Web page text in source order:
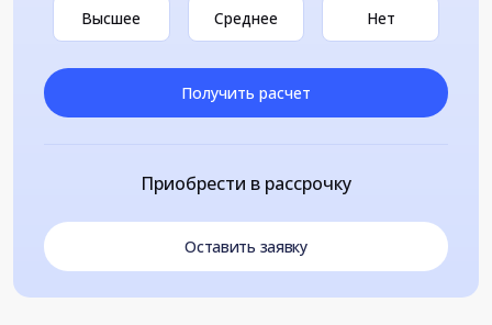
Высшее Среднее Нет
Получить расчет
Приобрести в рассрочку
Оставить заявку